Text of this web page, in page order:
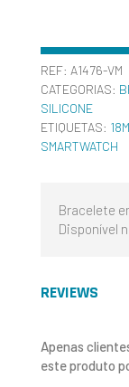
REF: A1476-VM
CATEGORIAS:
SILICONE
ETIQUETAS:
SMARTWATCH
Bracelete
Disponível
REVIEWS
Apenas
este produto